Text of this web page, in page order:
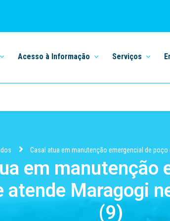
Acesso à Informação Serviços
Casal atua em manutenção emergencial de
em manutenção
atende Maragogi
(9)